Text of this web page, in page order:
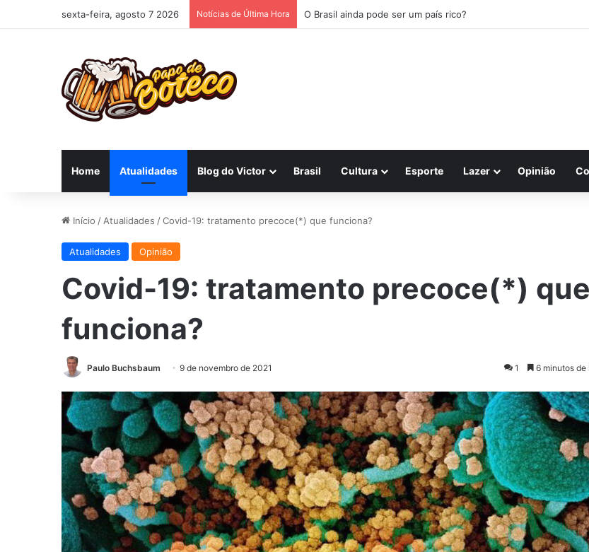
sexta-feira, agosto 7 2026 Notícias de Última Hora O Brasil ainda pode ser um país rico?
Home Atualidades Blog do Victor Brasil Cultura Esporte Lazer Opinião
Início / Atualidades /Covid-19: tratamento precoce(*) que funciona?
Atualidades Opinião
Covid-19: tratamento precoce(*) que
funciona?
Paulo Buchsbaum 9 de novembro de 2021 1 6 minutos de